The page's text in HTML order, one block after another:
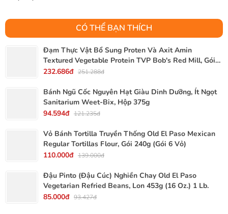
CÓ THỂ BẠN THÍCH
Đạm Thực Vật Bổ Sung Proten Và Axit Amin
Textured Vegetable Protein TVP Bob's Red Mill, Gói
340g, 12 Oz.
232.686đ 251.288đ
Bánh Ngũ Cốc Nguyên Hạt Giàu Dinh Dưỡng, Ít Ngọt
Sanitarium Weet-Bix, Hộp 375g
94.594đ 121.235đ
Vỏ Bánh Tortilla Truyền Thống Old El Paso Mexican
Regular Tortillas Flour, Gói 240g (Gói 6 Vỏ)
110.000đ 139.000đ
Đậu Pinto (Đậu Cúc) Nghiền Chay Old El Paso
Vegetarian Refried Beans, Lon 453g (16 Oz.) 1 Lb.
85.000đ 93.427đ